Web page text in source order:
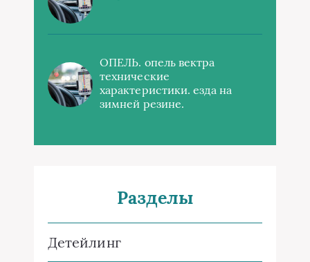
ОПЕЛЬ. опель вектра
технические
характеристики. езда на
зимней резине.
Разделы
Детейлинг